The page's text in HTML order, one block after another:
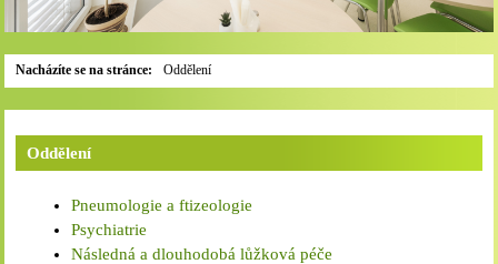
Nacházíte se na stránce: Oddělení
Oddělení
Pneumologie a ftizeologie
Psychiatrie
Následná a dlouhodobá lůžková péče